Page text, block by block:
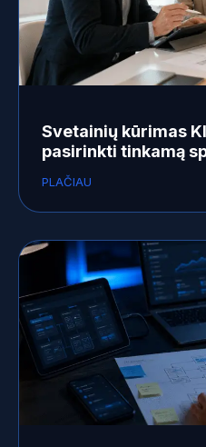
Svetainių kūrimas
pasirinkti tinkamą
PLAČIAU